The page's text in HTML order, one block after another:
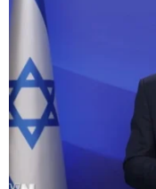
phương chủ
COVID-19
19/04/2023 03:38